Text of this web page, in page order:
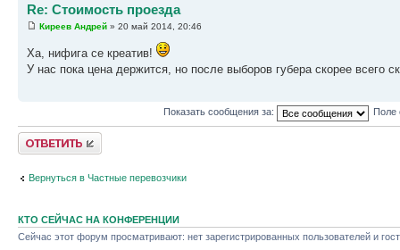
Re: Стоимость проезда
Киреев Андрей » 20 май 2014, 20:46
Ха, нифига се креатив!
У нас пока цена держится, но после выборов губера скорее всего
Показать сообщения за: Поле
Ответить
Вернуться в Частные перевозчики
КТО СЕЙЧАС НА КОНФЕРЕНЦИИ
Сейчас этот форум просматривают: нет зарегистрированных пользователей и